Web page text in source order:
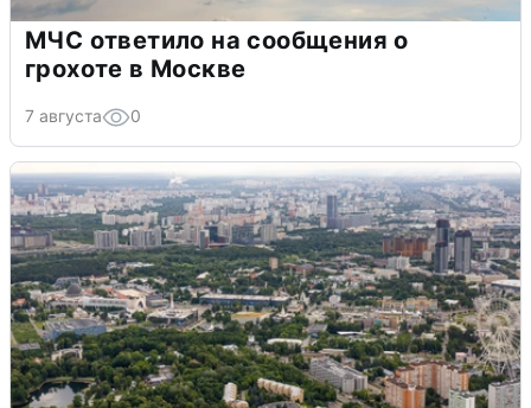
МЧС ответило на сообщения о
грохоте в Москве
7 августа 0